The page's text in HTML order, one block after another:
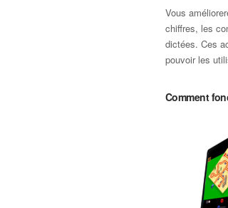
Vous
chiffres, les
dictées. Ces
pouvoir les
Comment